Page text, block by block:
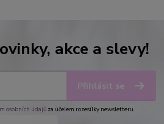
akce a slevy!
Přihlásit se
osobních údajůza účelem rozesílky newsletteru.